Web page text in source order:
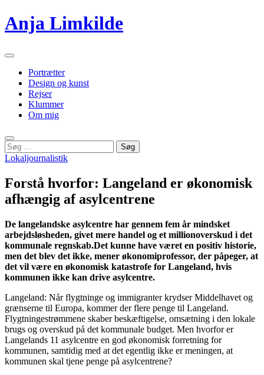
Videre
til
Anja Limkilde
Primær
Portrætter
Design og kunst
Rejser
Klummer
Om mig
Søg
Søg
efter:
Lokaljournalistik
Forstå hvorfor: Langeland er økonomisk
afhængig af asylcentrene
De langelandske asylcentre har gennem fem år mindsket
arbejdsløsheden, givet mere handel og et millionoverskud i det
kommunale regnskab.Det kunne have været en positiv historie,
men det blev det ikke, mener økonomiprofessor, der påpeger, at
det vil være en økonomisk katastrofe for Langeland, hvis
kommunen ikke kan drive asylcentre.
Langeland: Når flygtninge og immigranter krydser Middelhavet og
grænserne til Europa, kommer der flere penge til Langeland.
Flygtningestrømmene skaber beskæftigelse, omsætning i den lokale
brugs og overskud på det kommunale budget. Men hvorfor er
Langelands 11 asylcentre en god økonomisk forretning for
kommunen, samtidig med at det egentlig ikke er meningen, at
kommunen skal tjene penge på asylcentrene?